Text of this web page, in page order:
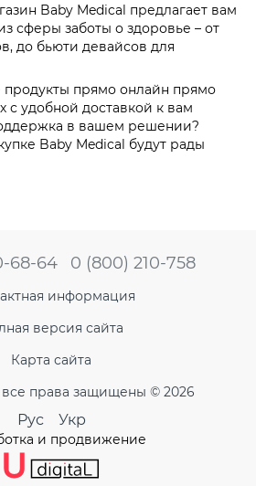
Baby Medical предлагает вам
сферы заботы о здоровье – от
до бьюти девайсов для
прямо онлайн прямо
с удобной доставкой к вам
в вашем решении?
Baby Medical будут рады
68-64 0 (800) 210-758
информация
версия сайта
Карта сайта
все права защищены © 2026
Рус Укр
и продвижение